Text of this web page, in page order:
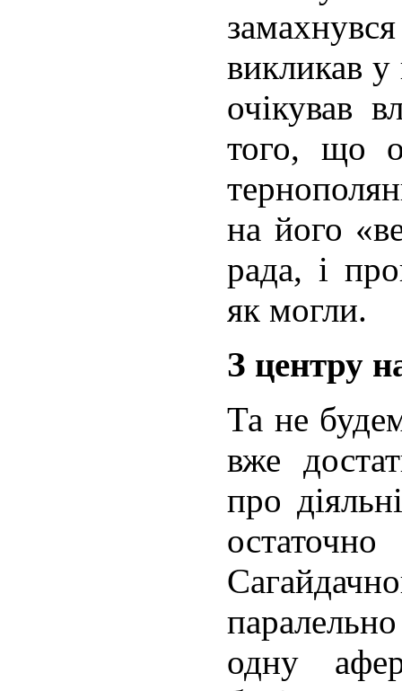
викликав
очікував
того, що
на його
рада, і
як могли.
З центру
Та не
вже
про
остаточно
одну